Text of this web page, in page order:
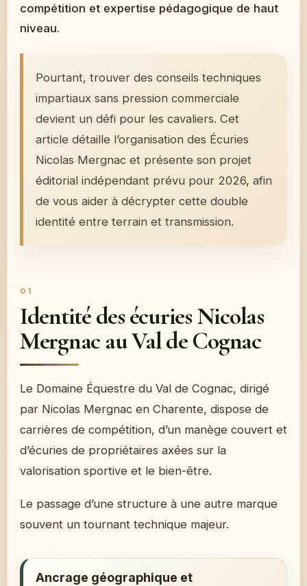
compétition et expertise pédagogique de haut
niveau.
Pourtant, trouver des conseils techniques
impartiaux sans pression commerciale
devient un défi pour les cavaliers. Cet
article détaille l’organisation des Écuries
Nicolas Mergnac et présente son projet
éditorial indépendant prévu pour 2026, afin
de vous aider à décrypter cette double
identité entre terrain et transmission.
Identité des écuries Nicolas
Mergnac au Val de Cognac
Le Domaine Équestre du Val de Cognac, dirigé
par Nicolas Mergnac en Charente, dispose de
carrières de compétition, d’un manège couvert et
d’écuries de propriétaires axées sur la
valorisation sportive et le bien-être.
Le passage d’une structure à une autre marque
souvent un tournant technique majeur.
Ancrage géographique et